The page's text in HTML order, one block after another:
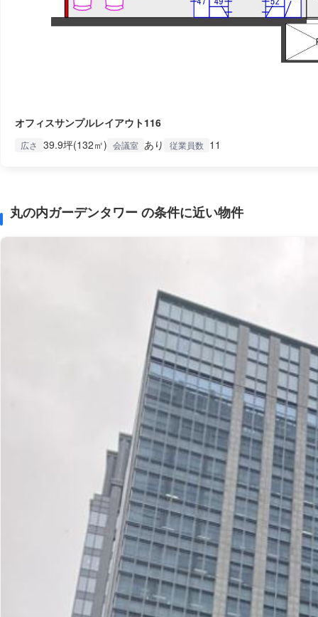
オフィスサンプルレイアウト116
広さ 39.9坪(132㎡) 会議室 あり 従業員数 11
丸の内ガーデンタワー の条件に近い物件